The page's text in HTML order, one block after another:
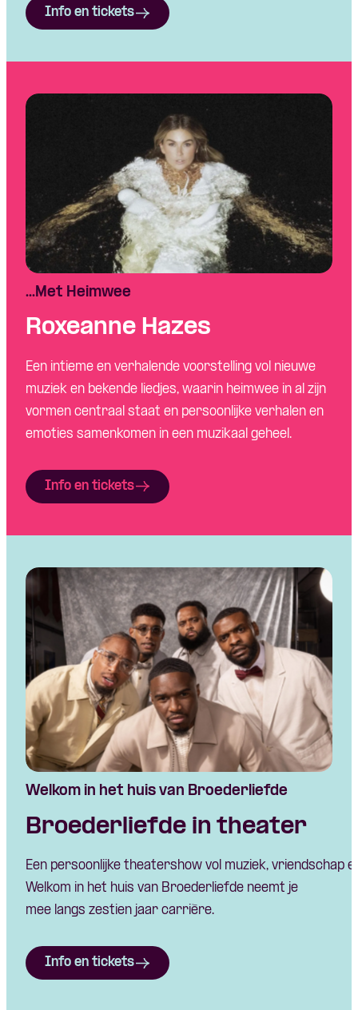
Info en tickets
...Met Heimwee
Roxeanne Hazes
Een intieme en verhalende voorstelling vol nieuwe
muziek en bekende liedjes, waarin heimwee in al zijn
vormen centraal staat en persoonlijke verhalen en
emoties samenkomen in een muzikaal geheel.
Info en tickets
Welkom in het huis van Broederliefde
Broederliefde in theater
Een persoonlijke theatershow vol muziek, vriendschap
Welkom in het huis van Broederliefde neemt je
mee langs zestien jaar carrière.
Info en tickets